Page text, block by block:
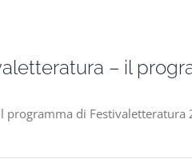
– il
programma di